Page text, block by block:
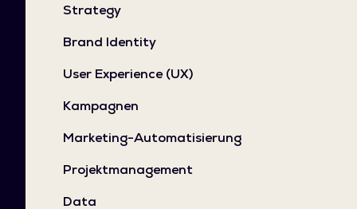
Strategy
Brand Identity
User Experience (UX)
Kampagnen
Marketing-Automatisierung
Projektmanagement
Data